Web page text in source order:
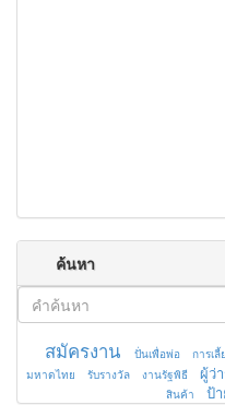
ค้นหา
สมัครงาน ปั่นเพื่อพ่อ การเ
มหาดไทย
รับรางวัล งานรัฐพิธี ผู้ว่
สินค้า
ป้